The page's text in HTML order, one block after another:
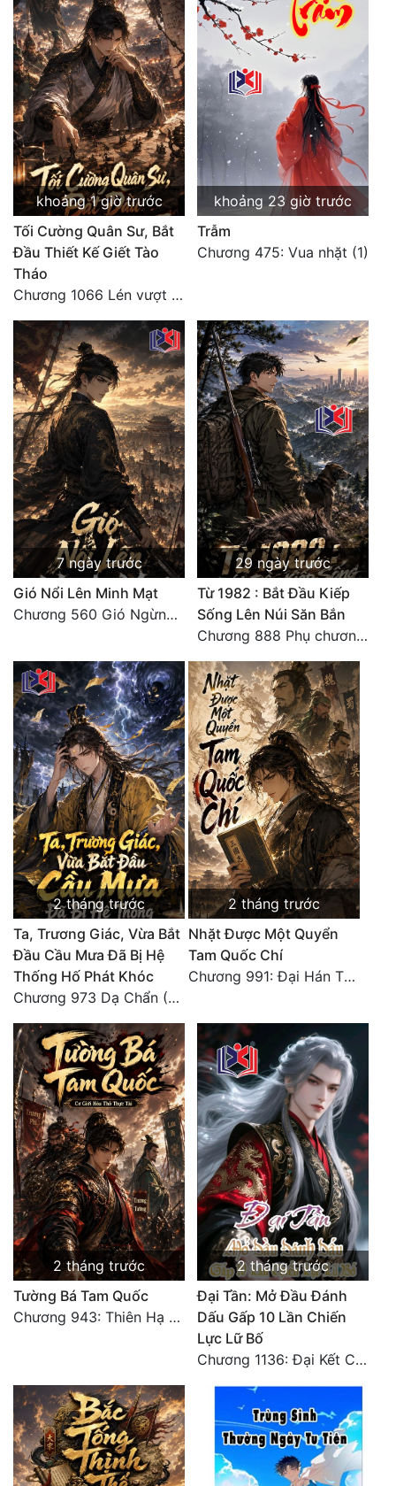
Tu Chân
Tu Tiên
Tội Phạm
Vô Địch
Võ Hiệp
Võng Du
Xuyên Không
Xuyên Nhanh
Xuyên Sách
Xuyên Thư
Điền Văn
Đô Thị
Đông Phương
Đông Phương Huyền Huyễn
Đồng Nhân
Cẩu Đạo Trường Sinh
Ngự Thú
Truyện Nữ
Vô Địch Lưu
Xây Dựng Thế Lực
Đam Mỹ
Đẹp
Đẹp Hiệp
Tính Cách Nhân Vật :
Cơ Trí
Sát Phạt Quyết Đoán
Điềm Đạm
khoảng 1 giờ trước
Tối Cường Quân Sư, Bắt
Đầu Thiết Kế Giết Tào
Tháo
Chương 1066 Lén vượt Nam Bì, đánh thẳng Nghiệp Thành (2/2)
khoảng 23 giờ trước
Trẫm
Chương 475: Vua nhặt (1)
7 ngày trước
Gió Nổi Lên Minh Mạt
Chương 560 Gió Ngừng (Kết Cục)
29 ngày trước
Từ 1982 : Bắt Đầu Kiếp
Sống Lên Núi Săn Bắn
Chương 888 Phụ chương - Bạch Ngọc
2 tháng trước
Ta, Trương Giác, Vừa Bắt
Đầu Cầu Mưa Đã Bị Hệ
Thống Hố Phát Khóc
Chương 973 Dạ Chẩn (2/2)
2 tháng trước
Nhặt Được Một Quyển
Tam Quốc Chí
Chương 991: Đại Hán Thiên Thư (Đại Kết Cục)
2 tháng trước
Tường Bá Tam Quốc
Chương 943: Thiên Hạ Quy Nhất, Giấc Mộng Nam Kha [HẾT]
2 tháng trước
Đại Tần: Mở Đầu Đánh
Dấu Gấp 10 Lần Chiến
Lực Lữ Bố
Chương 1136: Đại Kết Cục